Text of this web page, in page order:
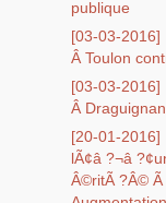
publique
[03-03-2016]
Â Toulon
[03-03-2016]
Â
[20-01-2016]
lÃ¢â ?¬â
Â©ritÃ ?Â© Ã